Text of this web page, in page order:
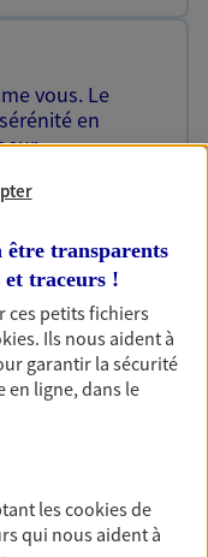
vous. Le
en
la Vie
en herbe
à l'abri d'un
la Vie
être transparents
et traceurs !
ces petits fichiers
. Ils nous aident à
garantir la sécurité
en ligne, dans le
lescookiesde
qui nous aident à